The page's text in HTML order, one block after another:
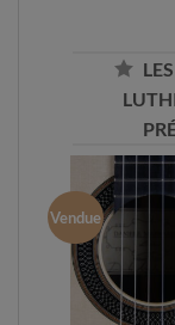
Vendue